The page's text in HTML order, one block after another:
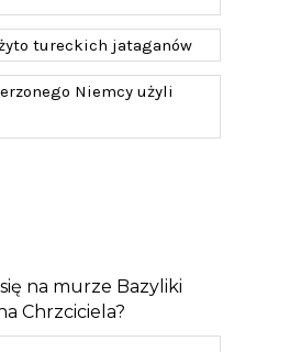
tureckich jataganów
Niemcy użyli
na murze Bazyliki
Chrzciciela?